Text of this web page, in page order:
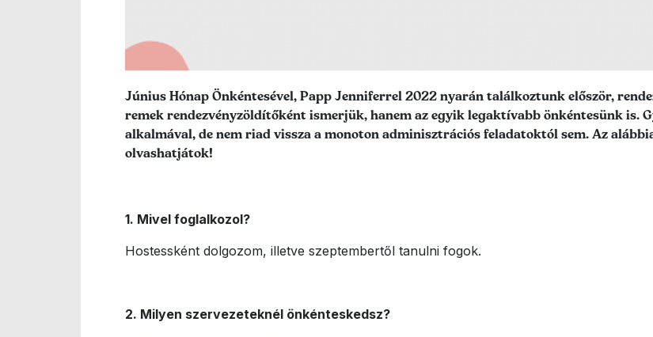
Lead szöveg
Június Hónap Önkéntesével, Papp Jenniferrel 2022 nyarán találkoztunk először,
remek rendezvényzöldítőként ismerjük, hanem az egyik legaktívabb önkéntesünk is.
alkalmával, de nem riad vissza a monoton adminisztrációs feladatoktól sem. Az
olvashatjátok!
1. Mivel foglalkozol?
Hostessként dolgozom, illetve szeptembertől tanulni fogok.
2. Milyen szervezeteknél önkénteskedsz?